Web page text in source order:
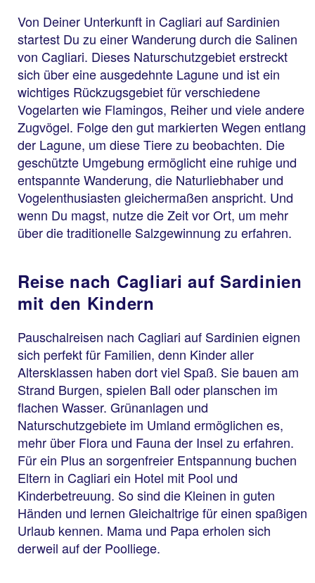
Von Deiner Unterkunft in Cagliari auf Sardinien
startest Du zu einer Wanderung durch die Salinen
von Cagliari. Dieses Naturschutzgebiet erstreckt
sich über eine ausgedehnte Lagune und ist ein
wichtiges Rückzugsgebiet für verschiedene
Vogelarten wie Flamingos, Reiher und viele andere
Zugvögel. Folge den gut markierten Wegen entlang
der Lagune, um diese Tiere zu beobachten. Die
geschützte Umgebung ermöglicht eine ruhige und
entspannte Wanderung, die Naturliebhaber und
Vogelenthusiasten gleichermaßen anspricht. Und
wenn Du magst, nutze die Zeit vor Ort, um mehr
über die traditionelle Salzgewinnung zu erfahren.
Reise nach Cagliari auf Sardinien
mit den Kindern
Pauschalreisen nach Cagliari auf Sardinien eignen
sich perfekt für Familien, denn Kinder aller
Altersklassen haben dort viel Spaß. Sie bauen am
Strand Burgen, spielen Ball oder planschen im
flachen Wasser. Grünanlagen und
Naturschutzgebiete im Umland ermöglichen es,
mehr über Flora und Fauna der Insel zu erfahren.
Für ein Plus an sorgenfreier Entspannung buchen
Eltern in Cagliari ein Hotel mit Pool und
Kinderbetreuung. So sind die Kleinen in guten
Händen und lernen Gleichaltrige für einen spaßigen
Urlaub kennen. Mama und Papa erholen sich
derweil auf der Poolliege.